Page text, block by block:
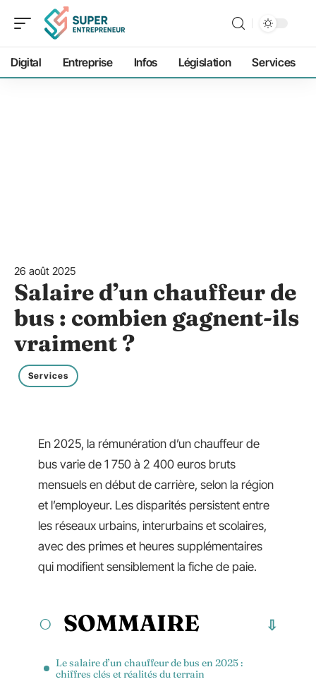
Digital Entreprise Infos Législation Services
26 août 2025
Salaire d’un chauffeur de
bus : combien gagnent-ils
vraiment ?
Services
En 2025, la rémunération d’un chauffeur de
bus varie de 1 750 à 2 400 euros bruts
mensuels en début de carrière, selon la région
et l’employeur. Les disparités persistent entre
les réseaux urbains, interurbains et scolaires,
avec des primes et heures supplémentaires
qui modifient sensiblement la fiche de paie.
SOMMAIRE
Le salaire d’un chauffeur de bus en 2025 :
chiffres clés et réalités du terrain